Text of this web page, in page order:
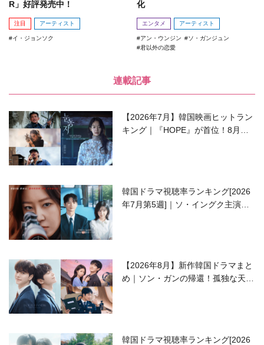
R」好評発売中！
注目 アーティスト
イ・ジョンソク
化
エンタメ アーティスト
アン・ウンジン
ソ・ガンジュン
君以外の恋愛
連載記事
【2026年7月】韓国映画ヒットラン
キング｜『HOPE』が首位！8月公
韓国ドラマ視聴率ランキング[2026
年7月第5週]｜ソ・イングク主演の
【2026年8月】新作韓国ドラマまと
め｜ソン・ガンの帰還！孤独な天才
韓国ドラマ視聴率ランキング[2026